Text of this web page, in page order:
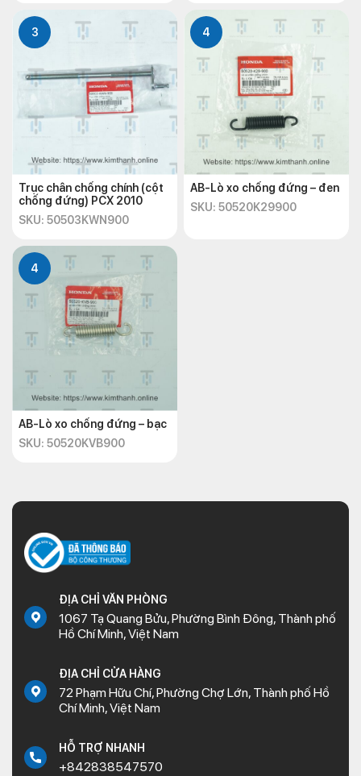
3
Trục chân chống chính (cột
chống đứng) PCX 2010
SKU: 50503KWN900
4
AB-Lò xo chống đứng – đen
SKU: 50520K29900
4
AB-Lò xo chống đứng – bạc
SKU: 50520KVB900
ĐỊA CHỈ VĂN PHÒNG
1067 Tạ Quang Bửu, Phường Bình Đông, Thành phố
Hồ Chí Minh, Việt Nam
ĐỊA CHỈ CỬA HÀNG
72 Phạm Hữu Chí, Phường Chợ Lớn, Thành phố Hồ
Chí Minh, Việt Nam
HỖ TRỢ NHANH
+842838547570